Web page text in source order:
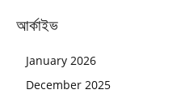
আর্কাইভ
January 2026
December 2025